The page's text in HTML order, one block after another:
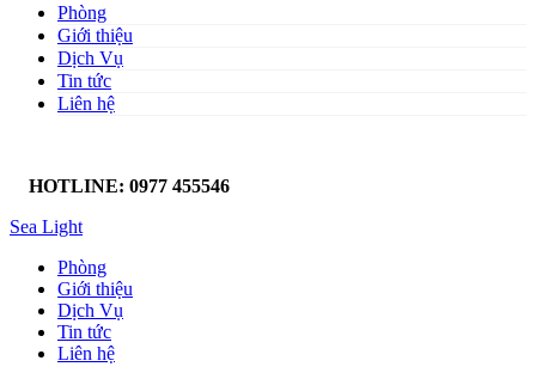
Phòng
Giới thiệu
Dịch Vụ
Tin tức
Liên hệ
HOTLINE: 0977 455546
Sea Light
Phòng
Giới thiệu
Dịch Vụ
Tin tức
Liên hệ